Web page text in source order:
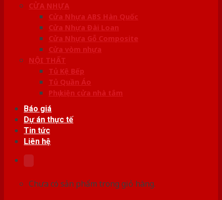
CỬA NHỰA
Cửa Nhựa ABS Hàn Quốc
Cửa Nhựa Đài Loan
Cửa Nhựa Gỗ Composite
Cửa vòm nhựa
NỘI THẤT
Tủ Kệ Bếp
Tủ Quần Áo
Phụ kiện cửa nhà tắm
Báo giá
Dự án thực tế
Tin tức
Liên hệ
Chưa có sản phẩm trong giỏ hàng.